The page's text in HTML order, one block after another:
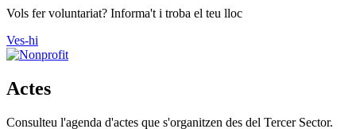
Vols fer voluntariat? Informa't i troba el teu lloc
Ves-hi
Actes
Consulteu l'agenda d'actes que s'organitzen des del Tercer Sector.